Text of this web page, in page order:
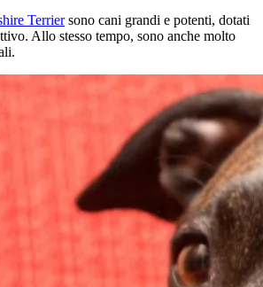
Terriersono cani grandi e potenti, dotati
Allo stesso tempo, sono anche molto